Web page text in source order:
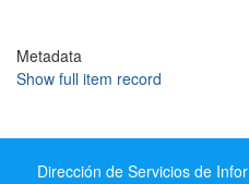
Metadata
Show full item record
Dirección de Servicios de